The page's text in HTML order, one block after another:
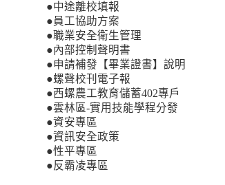
●中途離校填報
●員工協助方案
●職業安全衛生管理
●內部控制聲明書
●申請補發【畢業證書】說明
●螺聲校刊電子報
●西螺農工教育儲蓄402專戶
●雲林區-實用技能學程分發
●資安專區
●資訊安全政策
●性平專區
●反霸凌專區